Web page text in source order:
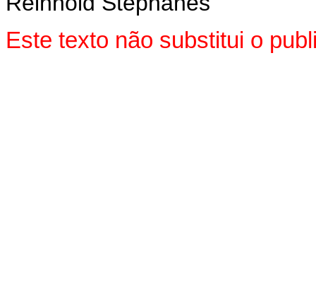
Este texto não substitui o